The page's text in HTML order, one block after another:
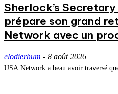
Sherlock’s
prépare son grand
Network avec un
elodierhum - 8 août 2026
USA Network a beau avoir traversé